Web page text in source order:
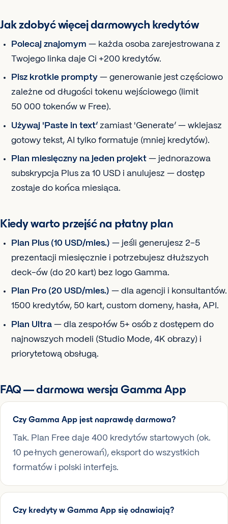
Jak zdobyć więcej darmowych kredytów
Polecaj znajomym — każda osoba zarejestrowana z
Twojego linka daje Ci +200 kredytów.
Pisz krotkie prompty — generowanie jest częściowo
zależne od długości tokenu wejściowego (limit
50 000 tokenów w Free).
Używaj 'Paste in text’ zamiast 'Generate’ — wklejasz
gotowy tekst, AI tylko formatuje (mniej kredytów).
Plan miesięczny na jeden projekt — jednorazowa
subskrypcja Plus za 10 USD i anulujesz — dostęp
zostaje do końca miesiąca.
Kiedy warto przejść na płatny plan
Plan Plus (10 USD/mies.) — jeśli generujesz 2-5
prezentacji miesięcznie i potrzebujesz dłuższych
deck-ów (do 20 kart) bez logo Gamma.
Plan Pro (20 USD/mies.) — dla agencji i konsultantów.
1500 kredytów, 50 kart, custom domeny, hasła, API.
Plan Ultra — dla zespołów 5+ osób z dostępem do
najnowszych modeli (Studio Mode, 4K obrazy) i
priorytetową obsługą.
FAQ — darmowa wersja Gamma App
Czy Gamma App jest naprawdę darmowa?
Tak. Plan Free daje 400 kredytów startowych (ok.
10 pełnych generowań), eksport do wszystkich
formatów i polski interfejs.
Czy kredyty w Gamma App się odnawiają?